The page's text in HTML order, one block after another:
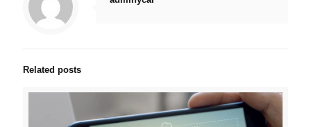
Related posts